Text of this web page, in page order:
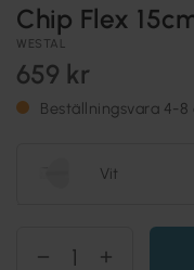
Chip Flex
WESTAL
659 kr
Beställningsvara 4-8
Vit